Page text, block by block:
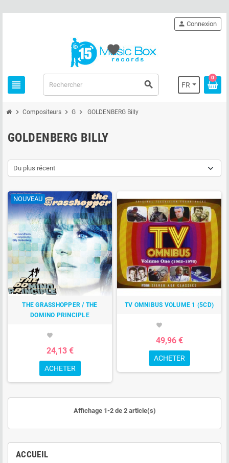
view_headline search FR
person Connexion
0
favorite
chevron_right Compositeurs chevron_right G chevron_right GOLDENBERG Billy
ACCUEIL
GOLDENBERG BILLY
Du plus récent
NOUVEAU
THE GRASSHOPPER / THE
DOMINO PRINCIPLE
favorite
24,13 €
ACHETER
TV OMNIBUS VOLUME 1 (5CD)
favorite
49,96 €
ACHETER
Affichage 1-2 de 2 article(s)